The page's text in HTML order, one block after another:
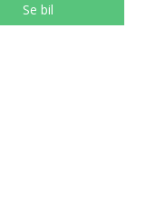
Se bil